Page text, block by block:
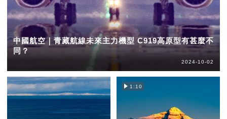
中國航空｜青藏航線未來主力機型 C919高原型有甚麼不
同？
2024-10-02
1:10